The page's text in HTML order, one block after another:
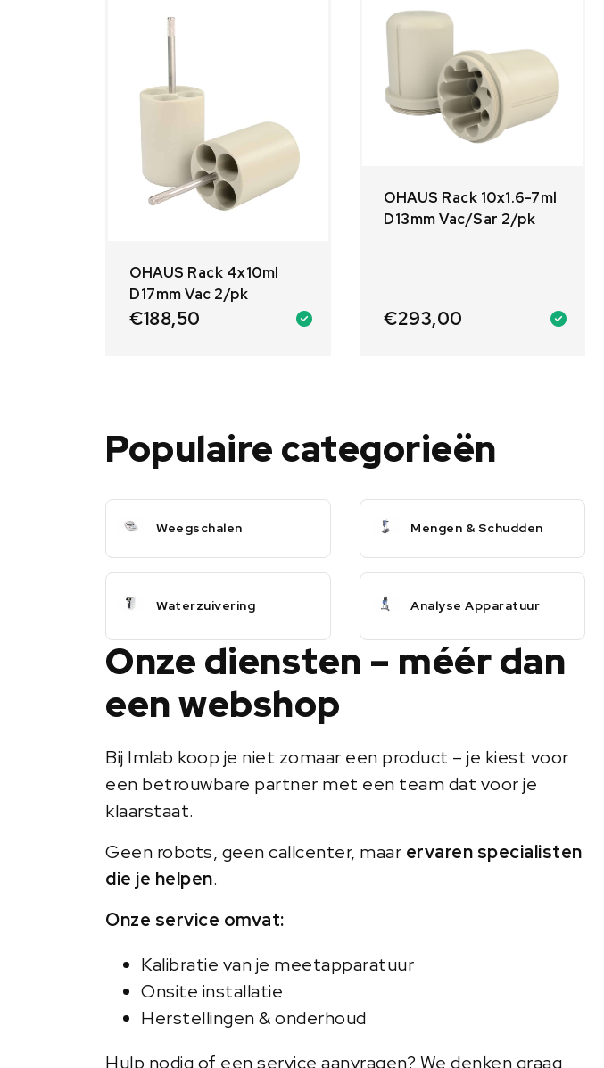
OHAUS Rack 4x10ml
D17mm Vac 2/pk
€188,50
OHAUS Rack 10x1.6-7ml
D13mm Vac/Sar 2/pk
€293,00
Populaire categorieën
Weegschalen Mengen & Schudden
Waterzuivering Analyse Apparatuur
Onze diensten – méér dan
een webshop
Bij Imlab koop je niet zomaar een product – je kiest voor
een betrouwbare partner met een team dat voor je
klaarstaat.
Geen robots, geen callcenter, maar ervaren specialisten
die je helpen.
Onze service omvat:
Kalibratie van je meetapparatuur
Onsite installatie
Herstellingen & onderhoud
Hulp nodig of een service aanvragen? We denken graag